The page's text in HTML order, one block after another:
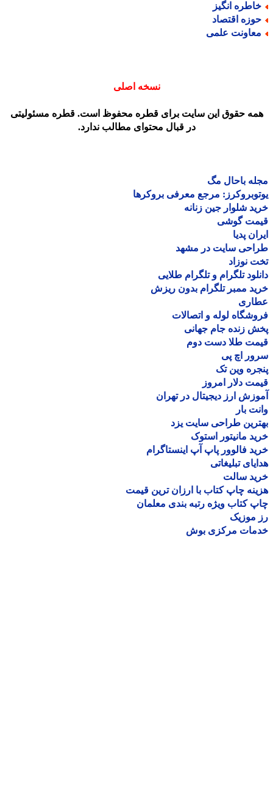
انگیز
اقتصاد
علمی
نسخه اصلی
حقوق این سایت برای قطره محفوظ است. قطره مسئولیتی
در قبال محتوای مطالب ندارد.
باحال مگ
مرجع معرفی بروکرها
شلوار جین زنانه
گوشی
پدیا
سایت در مشهد
نوزاد
تلگرام و تلگرام طلایی
ممبر تلگرام بدون ریزش
لوله و اتصالات
زنده جام جهانی
طلا دست دوم
اچ پی
وین تک
دلار امروز
ارز دیجیتال در تهران
بار
طراحی سایت یزد
مانیتور استوک
فالوور پاپ آپ اینستاگرام
تبلیغاتی
سالت
چاپ کتاب با ارزان ترین قیمت
کتاب ویژه رتبه بندی معلمان
موزیک
مرکزی بوش